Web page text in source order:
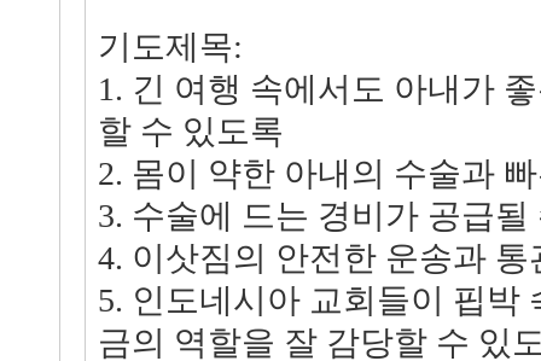
기도제목:
1. 긴 여행 속에서도 아내가
할 수 있도록
2. 몸이 약한 아내의 수술과
3. 수술에 드는 경비가 공급될
4. 이삿짐의 안전한 운송과
5. 인도네시아 교회들이 핍박
금의 역할을 잘 감당할 수 있